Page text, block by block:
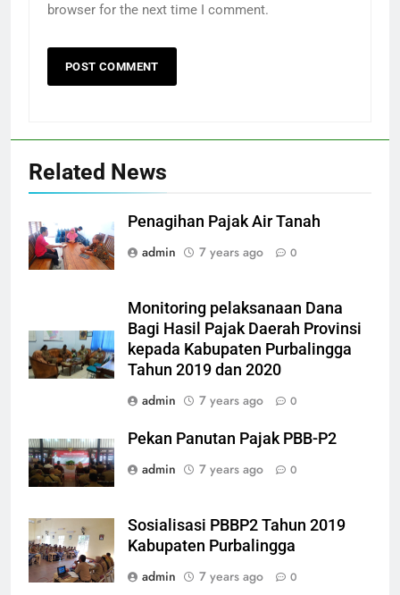
browser for the next time I comment.
Related News
Penagihan Pajak Air Tanah
admin
7 years ago 0
Monitoring pelaksanaan Dana
Bagi Hasil Pajak Daerah Provinsi
kepada Kabupaten Purbalingga
Tahun 2019 dan 2020
admin
7 years ago 0
Pekan Panutan Pajak PBB-P2
admin
7 years ago 0
Sosialisasi PBBP2 Tahun 2019
Kabupaten Purbalingga
admin
7 years ago 0